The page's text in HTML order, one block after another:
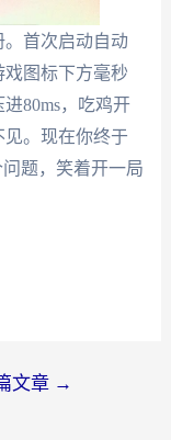
首次启动自动
图标下方毫秒
80ms，吃鸡开
。现在你终于
题，笑着开一局
文章 →